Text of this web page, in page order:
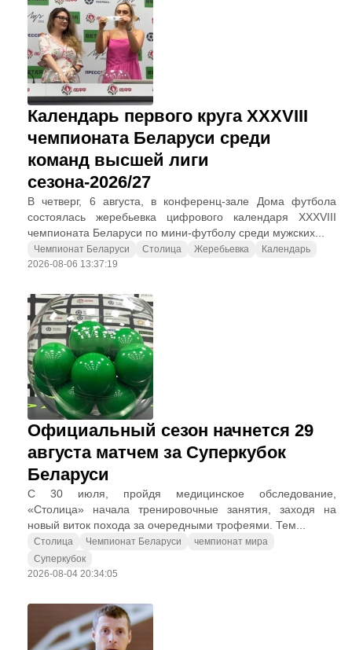
Календарь первого круга XXXVIII
чемпионата Беларуси среди
команд высшей лиги
сезона-2026/27
В четверг, 6 августа, в конференц-зале Дома футбола
состоялась жеребьевка цифрового календаря XXXVIII
чемпионата Беларуси по мини-футболу среди мужских...
Чемпионат Беларуси Столица Жеребьевка
Календарь
2026-08-06 13:37:19
Официальный сезон начнется 29
августа матчем за Суперкубок
Беларуси
С 30 июля, пройдя медицинское обследование,
«Столица» начала тренировочные занятия, заходя на
новый виток похода за очередными трофеями. Тем...
Столица Чемпионат Беларуси
чемпионат мира
Суперкубок
2026-08-04 20:34:05